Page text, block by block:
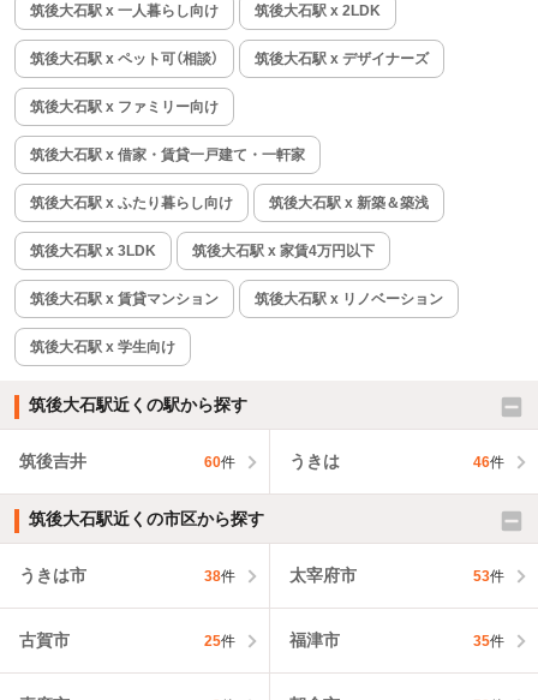
筑後大石駅 x 一人暮らし向け 筑後大石駅 x 2LDK
筑後大石駅 x ペット可（相談） 筑後大石駅 x デザイナーズ
筑後大石駅 x ファミリー向け
筑後大石駅 x 借家・賃貸一戸建て・一軒家
筑後大石駅 x ふたり暮らし向け 筑後大石駅 x 新築＆築浅
筑後大石駅 x 3LDK 筑後大石駅 x 家賃4万円以下
筑後大石駅 x 賃貸マンション 筑後大石駅 x リノベーション
筑後大石駅 x 学生向け
筑後大石駅近くの駅から探す
筑後吉井 60件 うきは 46件
筑後大石駅近くの市区から探す
うきは市 38件 太宰府市 53件
古賀市 25件 福津市 35件